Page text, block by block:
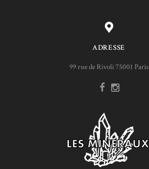
ADRESSE
99 rue de Rivoli 75001 Paris